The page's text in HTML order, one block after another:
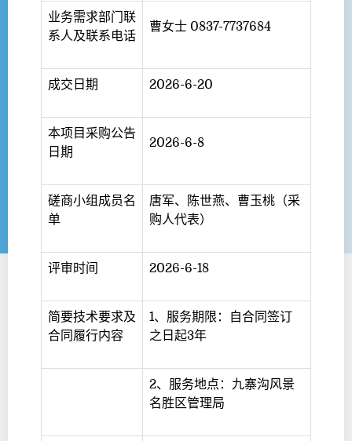
业务需求部门联
系人及联系电话
曹女士 0837-7737684
成交日期 2026-6-20
本项目采购公告
日期
2026-6-8
磋商小组成员名
单
唐军、陈世燕、曹玉桃（采
购人代表）
评审时间 2026-6-18
简要技术要求及
合同履行内容
1、服务期限：自合同签订
之日起3年
2、服务地点：九寨沟风景
名胜区管理局